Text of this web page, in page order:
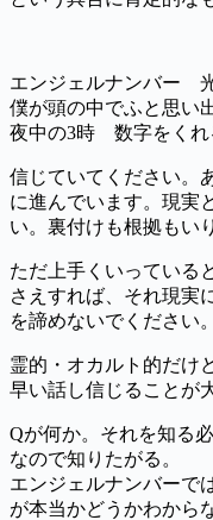
エンジェルナンバー
僕が頭の中でふと思い
夜中の3時 数字をくれ
信じていてください。
に進んでいます。現実
い。裏付けも根拠もい
ただ上手くいっている
さえすれば、それ現実
を諦めないでください。
霊的・オカルト的だけ
早い話し信じることが
Qが何か。それを知る
なので知りたがる。
エンジェルナンバーで
が本当かどうかわから